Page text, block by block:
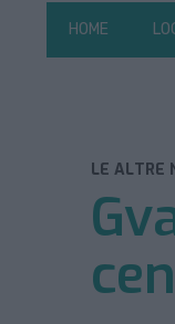
HOME
LE ALTRE